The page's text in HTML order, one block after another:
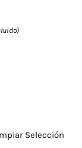
Selección